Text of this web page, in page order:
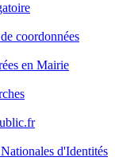
coordonnées
en Mairie
d'Identités